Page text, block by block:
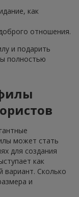
как
отношения.
и подарить
полностью
может стать
для создания
как
вариант. Сколько
и